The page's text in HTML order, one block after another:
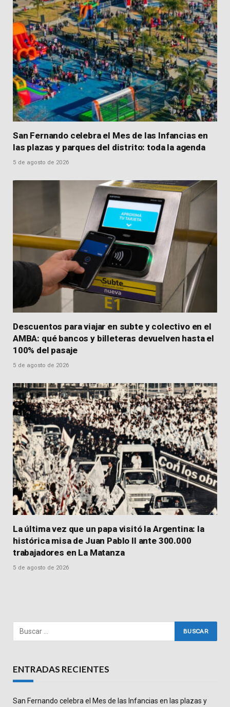
San Fernando celebra el Mes de las Infancias en
las plazas y parques del distrito: toda la agenda
5 de agosto de 2026
Descuentos para viajar en subte y colectivo en el
AMBA: qué bancos y billeteras devuelven hasta el
100% del pasaje
5 de agosto de 2026
La última vez que un papa visitó la Argentina: la
histórica misa de Juan Pablo II ante 300.000
trabajadores en La Matanza
5 de agosto de 2026
ENTRADAS RECIENTES
San Fernando celebra el Mes de las Infancias en las plazas y